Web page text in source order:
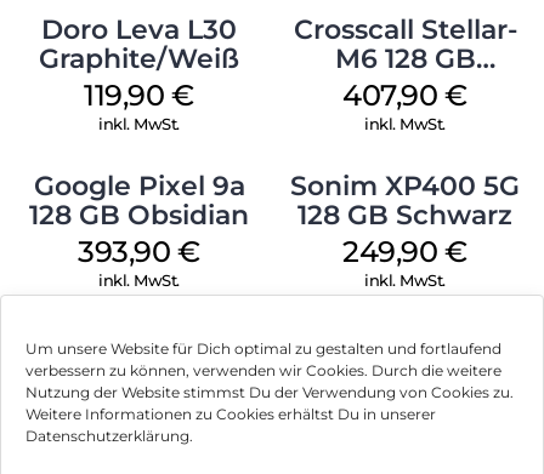
Um unsere Website für Dich optimal zu gestalten und fortlaufend
verbessern zu können, verwenden wir Cookies. Durch die weitere
Nutzung der Website stimmst Du der Verwendung von Cookies zu.
Weitere Informationen zu Cookies erhältst Du in unserer
Datenschutzerklärung.
Doro Leva L30
Graphite/Weiß
119,90€
inkl. MwSt.
Crosscall Stellar-
M6 128 GB
Schwarz
407,90€
inkl. MwSt.
Google Pixel 9a
128 GB Obsidian
393,90€
inkl. MwSt.
Sonim XP400 5G
128 GB Schwarz
249,90€
inkl. MwSt.
Impressum